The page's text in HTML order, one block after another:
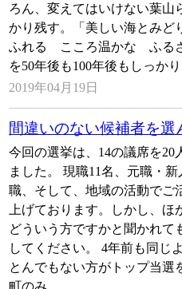
ろん、変えてはいけない葉山
かり残す。「美しい海とみ
ふれる こころ温かな ふる
を50年後も100年後もしっか
2019年04月19日
間違いのない候補者を選
今回の選挙は、14の議席を20
ました。 現職11名、元職・
職、そして、地域の活動でご
上げております。しかし、ほ
どういう方ですかと聞かれて
してください。 4年前も同じ
とんでもない方がトップ当選
町のみ……